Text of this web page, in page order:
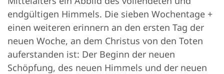
endgültigen Himmels. Die sieben Wochentage +
einen weiteren erinnern an den ersten Tag der
neuen Woche, an dem Christus von den Toten
auferstanden ist: Der Beginn der neuen
Schöpfung, des neuen Himmels und der neuen